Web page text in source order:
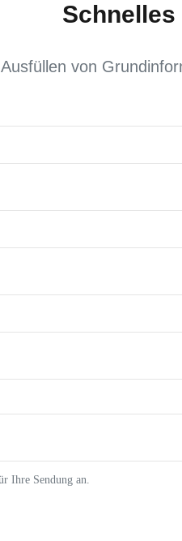
Ausfüllen von